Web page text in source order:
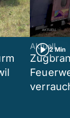
2 Min
Aktuell